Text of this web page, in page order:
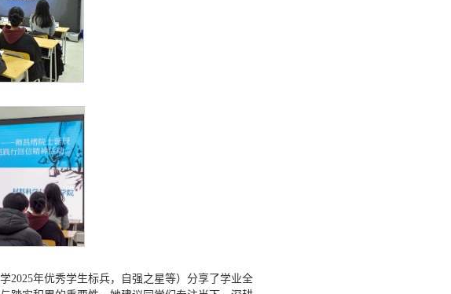
2025年优秀学生标兵，自强之星等）分享了学业全